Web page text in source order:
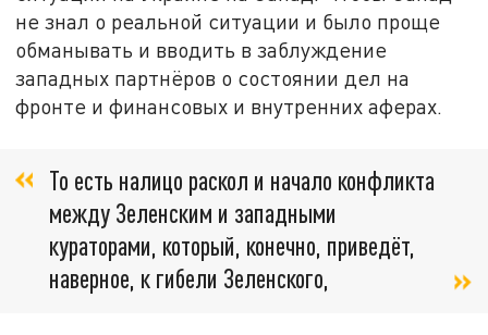
не знал о реальной ситуации и было проще
обманывать и вводить в заблуждение
западных партнёров о состоянии дел на
фронте и финансовых и внутренних аферах.
То есть налицо раскол и начало конфликта
между Зеленским и западными
кураторами, который, конечно, приведёт,
наверное, к гибели Зеленского,